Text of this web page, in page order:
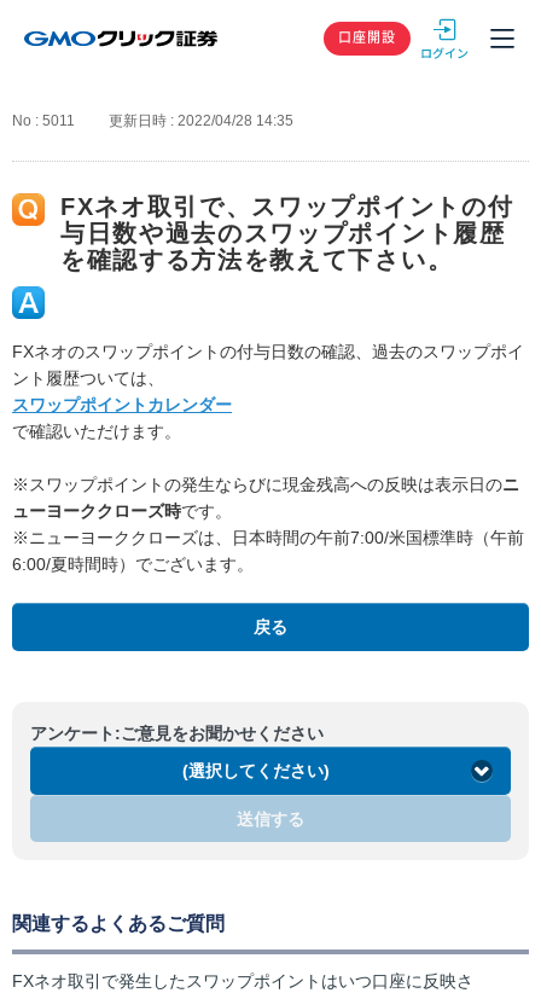
GMOクリック
口座開設
No : 5011 更新日時 : 2022/04/28 14:35
FXネオ取引で、スワップポイントの付
与日数や過去のスワップポイント履歴
を確認する方法を教えて下さい。
FXネオのスワップポイントの付与日数の確認、過去のスワップポイ
ント履歴ついては、
スワップポイントカレンダー
で確認いただけます。
※スワップポイントの発生ならびに現金残高への反映は表示日のニ
ューヨーククローズ時です。
※ニューヨーククローズは、日本時間の午前7:00/米国標準時（午前
6:00/夏時間時）でございます。
戻る
アンケート:ご意見をお聞かせください
(選択してください)
送信する
関連するよくあるご質問
FXネオ取引で発生したスワップポイントはいつ口座に反映さ